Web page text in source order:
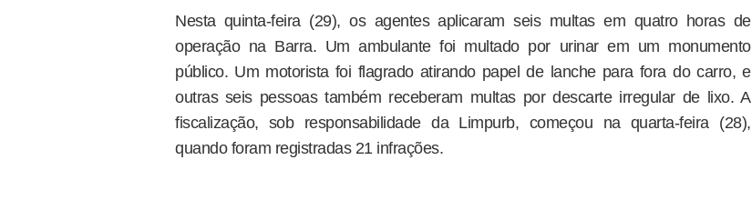
Nesta quinta-feira (29), os agentes aplicaram seis multas em quatro horas de
operação na Barra. Um ambulante foi multado por urinar em um monumento
público. Um motorista foi flagrado atirando papel de lanche para fora do carro, e
outras seis pessoas também receberam multas por descarte irregular de lixo. A
fiscalização, sob responsabilidade da Limpurb, começou na quarta-feira (28),
quando foram registradas 21 infrações.